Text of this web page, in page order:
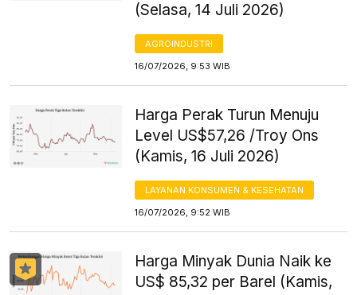
(Selasa, 14 Juli 2026)
AGROINDUSTRI
16/07/2026, 9:53 WIB
Harga Perak Turun Menuju
Level US$57,26 /Troy Ons
(Kamis, 16 Juli 2026)
LAYANAN KONSUMEN & KESEHATAN
16/07/2026, 9:52 WIB
Harga Minyak Dunia Naik ke
US$ 85,32 per Barel (Kamis,